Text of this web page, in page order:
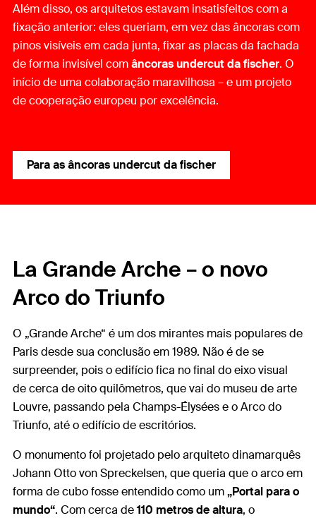
Além disso, os arquitetos estavam insatisfeitos com a
fixação anterior: eles queriam, em vez das âncoras com
pinos visíveis em cada junta, fixar as placas da fachada
de forma invisível comâncoras undercut da fischer. O
início de uma colaboração maravilhosa – e um projeto
de cooperação europeu por excelência.
Para as âncoras undercut da fischer
La Grande Arche – o novo
Arco do Triunfo
O „Grande Arche“ é um dos mirantes mais populares de
Paris desde sua conclusão em 1989. Não é de se
surpreender, pois o edifício fica no final do eixo visual
de cerca de oito quilômetros, que vai do museu de arte
Louvre, passando pela Champs-Élysées e o Arco do
Triunfo, até o edifício de escritórios.
O monumento foi projetado pelo arquiteto dinamarquês
Johann Otto von Spreckelsen, que queria que o arco em
forma de cubo fosse entendido como um„Portal para o
mundo“. Com cerca de110 metros de altura, o